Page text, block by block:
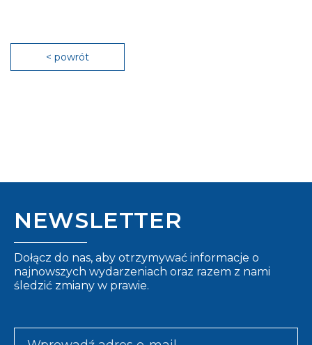
< powrót
NEWSLETTER
Dołącz do nas, aby otrzymywać informacje o
najnowszych wydarzeniach oraz razem z nami
śledzić zmiany w prawie.